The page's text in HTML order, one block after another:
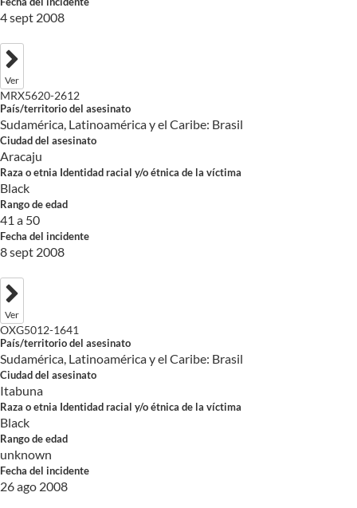
4 sept 2008
Ver
MRX5620-2612
País/territorio del asesinato
Sudamérica, Latinoamérica y el Caribe: Brasil
Ciudad del asesinato
Aracaju
Raza o etnia Identidad racial y/o étnica de la víctima
Black
Rango de edad
41 a 50
Fecha del incidente
8 sept 2008
Ver
OXG5012-1641
País/territorio del asesinato
Sudamérica, Latinoamérica y el Caribe: Brasil
Ciudad del asesinato
Itabuna
Raza o etnia Identidad racial y/o étnica de la víctima
Black
Rango de edad
unknown
Fecha del incidente
26 ago 2008